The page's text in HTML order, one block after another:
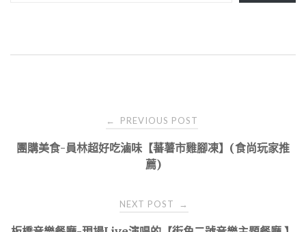
navigation
← PREVIOUS POST
團購美食-員林超好吃滷味【蕃薯市雞腳凍】(食尚玩家推
薦)
NEXT POST →